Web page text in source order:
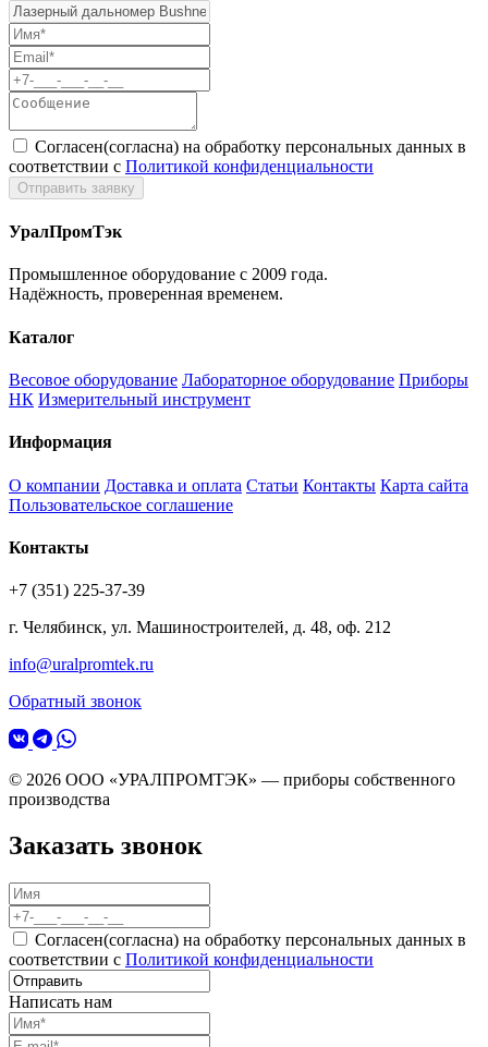
Согласен(согласна) на обработку персональных данных в
соответствии с Политикой конфиденциальности
УралПромТэк
Промышленное оборудование с 2009 года.
Надёжность, проверенная временем.
Каталог
Весовое оборудование Лабораторное оборудование Приборы
НК Измерительный инструмент
Информация
О компании Доставка и оплата Статьи Контакты Карта сайта
Пользовательское соглашение
Контакты
+7 (351) 225-37-39
г. Челябинск, ул. Машиностроителей, д. 48, оф. 212
info@uralpromtek.ru
Обратный звонок
© 2026 ООО «УРАЛПРОМТЭК» — приборы собственного
производства
Заказать звонок
Согласен(согласна) на обработку персональных данных в
соответствии с Политикой конфиденциальности
Написать нам